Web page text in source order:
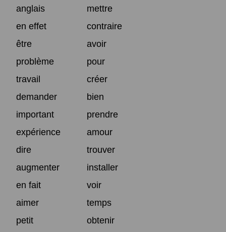
anglais
mettre
en effet
contraire
être
avoir
problème
pour
travail
créer
demander
bien
important
prendre
expérience
amour
dire
trouver
augmenter
installer
en fait
voir
aimer
temps
petit
obtenir